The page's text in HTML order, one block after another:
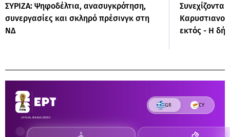
ΣΥΡΙΖΑ: Ψηφοδέλτια, ανασυγκρότηση,
συνεργασίες και σκληρό πρέσινγκ στη
ΝΔ
εκτός - Η